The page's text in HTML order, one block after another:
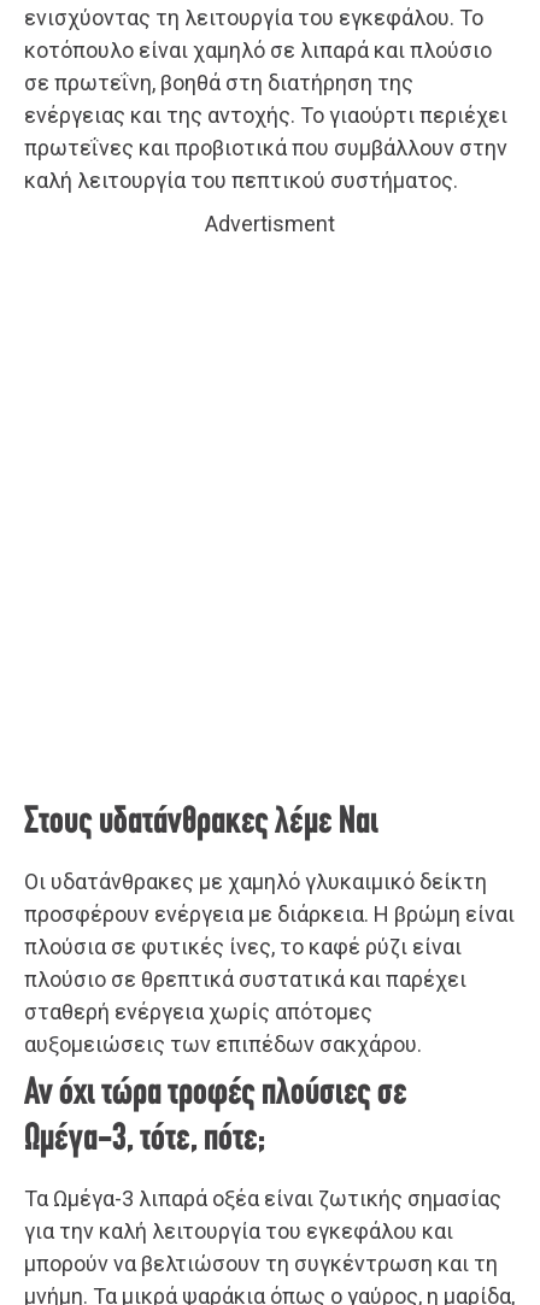
ενισχύοντας τη λειτουργία του εγκεφάλου. Το
κοτόπουλο είναι χαμηλό σε λιπαρά και πλούσιο
σε πρωτεΐνη, βοηθά στη διατήρηση της
ενέργειας και της αντοχής. Το γιαούρτι περιέχει
πρωτεΐνες και προβιοτικά που συμβάλλουν στην
καλή λειτουργία του πεπτικού συστήματος.
Advertisment
Στους υδατάνθρακες λέμε Ναι
Οι υδατάνθρακες με χαμηλό γλυκαιμικό δείκτη
προσφέρουν ενέργεια με διάρκεια. Η βρώμη είναι
πλούσια σε φυτικές ίνες, το καφέ ρύζι είναι
πλούσιο σε θρεπτικά συστατικά και παρέχει
σταθερή ενέργεια χωρίς απότομες
αυξομειώσεις των επιπέδων σακχάρου.
Αν όχι τώρα τροφές πλούσιες σε
Ωμέγα-3, τότε, πότε;
Τα Ωμέγα-3 λιπαρά οξέα είναι ζωτικής σημασίας
για την καλή λειτουργία του εγκεφάλου και
μπορούν να βελτιώσουν τη συγκέντρωση και τη
μνήμη. Τα μικρά ψαράκια όπως ο γαύρος, η μαρίδα,